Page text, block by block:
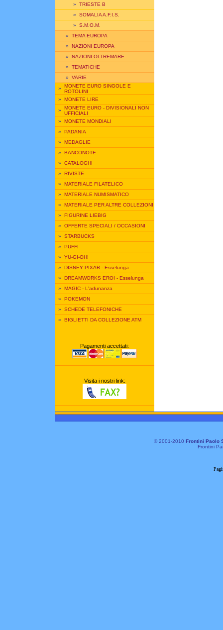
» TRIESTE B
» SOMALIA A.F.I.S.
» S.M.O.M.
» TEMA EUROPA
» NAZIONI EUROPA
» NAZIONI OLTREMARE
» TEMATICHE
» VARIE
» MONETE EURO SINGOLE E
ROTOLINI
» MONETE LIRE
» MONETE EURO - DIVISIONALI NON
UFFICIALI
» MONETE MONDIALI
» PADANIA
» MEDAGLIE
» BANCONOTE
» CATALOGHI
» RIVISTE
» MATERIALE FILATELICO
» MATERIALE NUMISMATICO
» MATERIALE PER ALTRE COLLEZIONI
» FIGURINE LIEBIG
» OFFERTE SPECIALI / OCCASIONI
» STARBUCKS
» PUFFI
» YU-GI-OH!
» DISNEY PIXAR - Esselunga
» DREAMWORKS EROI - Esselunga
» MAGIC - L'adunanza
» POKEMON
» SCHEDE TELEFONICHE
» BIGLIETTI DA COLLEZIONE ATM
Pagamenti accettati:
Visita i nostri link:
© 2001-2010 Frontini Paolo
Frontini